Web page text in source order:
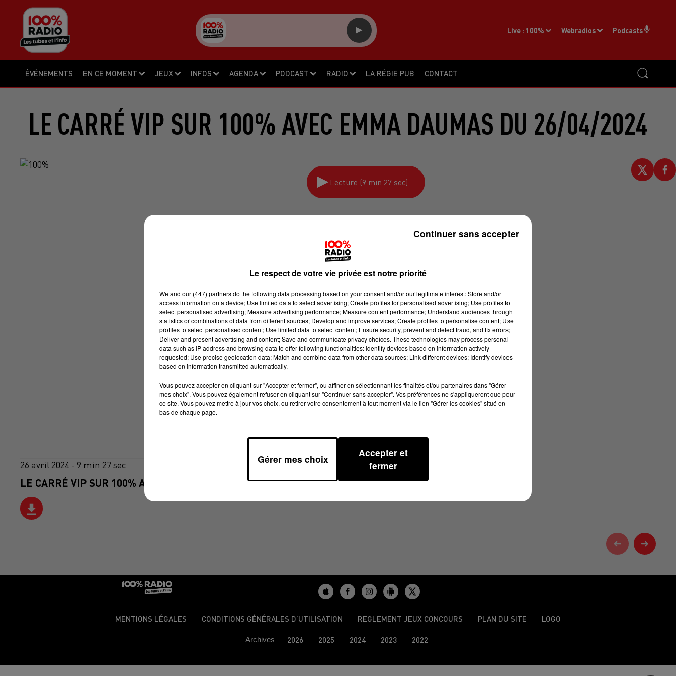
ÉVÉNEMENTS EN CE MOMENT JEUX INFOS AGENDA PODCAST RADIO LA RÉGIE PUB CONTACT
Live : 100% Webradios Podcasts
LE CARRÉ VIP SUR 100% AVEC EMMA DAUMAS DU 26/04/2024
Lecture (9 min 27 sec)
26 avril 2024 - 9 min 27 sec
LE CARRÉ VIP SUR 100% AVEC EMMA DAUMAS DU 26/04/2024
MENTIONS LÉGALES CONDITIONS GÉNÉRALES D’UTILISATION REGLEMENT JEUX CONCOURS PLAN DU SITE LOGO
Archives 2026 2025 2024 2023 2022
Le respect de votre vie privée est notre priorité
We and our (447) partnersdo the following data processing based on your consent and/or our legitimate interest: Store and/or
access information on a device; Use limited data to select advertising; Create profiles for personalised advertising; Use profiles to
select personalised advertising; Measure advertising performance; Measure content performance; Understand audiences through
statistics or combinations of data from different sources; Develop and improve services; Create profiles to personalise content; Use
profiles to select personalised content; Use limited data to select content; Ensure security, prevent and detect fraud, and fix errors;
Deliver and present advertising and content; Save and communicate privacy choices. These technologies may process personal
data such as IP address and browsing data to offer following functionalities: Identify devices based on information actively
requested; Use precise geolocation data; Match and combine data from other data sources; Link different devices; Identify devices
based on information transmitted automatically.
Vous pouvez accepter en cliquant sur "Accepter et fermer", ou affiner en sélectionnant les finalités et/ou partenaires dans "Gérer
mes choix". Vous pouvez également refuser en cliquant sur "Continuer sans accepter". Vos préférences ne s'appliqueront que pour
ce site. Vous pouvez mettre à jour vos choix, ou retirer votre consentement à tout moment via le lien "Gérer les cookies" situé en
bas de chaque page.
Gérer mes choix
Accepter et
fermer
Continuer sans accepter